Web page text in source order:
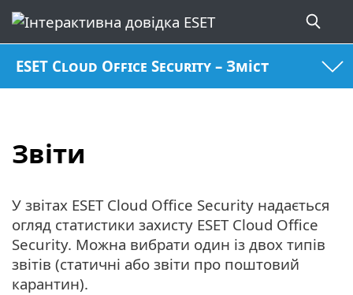
ESET Cloud Office Security – Зміст
Звіти
У звітах ESET Cloud Office Security надається
огляд статистики захисту ESET Cloud Office
Security. Можна вибрати один із двох типів
звітів (статичні або звіти про поштовий
карантин).